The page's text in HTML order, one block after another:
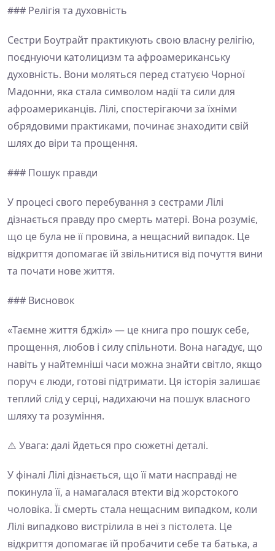
### Релігія та духовність
Сестри Боутрайт практикують свою власну релігію,
поєднуючи католицизм та афроамериканську
духовність. Вони моляться перед статуєю Чорної
Мадонни, яка стала символом надії та сили для
афроамериканців. Лілі, спостерігаючи за їхніми
обрядовими практиками, починає знаходити свій
шлях до віри та прощення.
### Пошук правди
У процесі свого перебування з сестрами Лілі
дізнається правду про смерть матері. Вона розуміє,
що це була не її провина, а нещасний випадок. Це
відкриття допомагає їй звільнитися від почуття вини
та почати нове життя.
### Висновок
«Таємне життя бджіл» — це книга про пошук себе,
прощення, любов і силу спільноти. Вона нагадує, що
навіть у найтемніші часи можна знайти світло, якщо
поруч є люди, готові підтримати. Ця історія залишає
теплий слід у серці, надихаючи на пошук власного
шляху та розуміння.
⚠️ Увага: далі йдеться про сюжетні деталі.
У фіналі Лілі дізнається, що її мати насправді не
покинула її, а намагалася втекти від жорстокого
чоловіка. Її смерть стала нещасним випадком, коли
Лілі випадково вистрілила в неї з пістолета. Це
відкриття допомагає їй пробачити себе та батька, а